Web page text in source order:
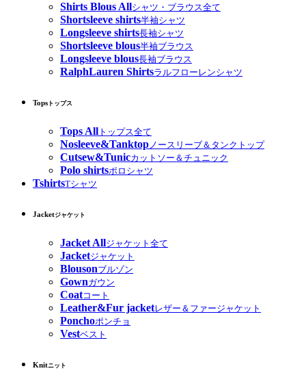
Shirts Blous Allシャツ・ブラウス全て
Shortsleeve shirts半袖シャツ
Longsleeve shirts長袖シャツ
Shortsleeve blous半袖ブラウス
Longsleeve blous長袖ブラウス
RalphLauren Shirtsラルフローレンシャツ
Tops トップス
Tops All トップス全て
Nosleeve&Tanktop ノースリーブ＆タンクトップ
Cutsew&Tunicカットソー＆チュニック
Polo shirtsポロシャツ
TshirtsTシャツ
Jacketジャケット
Jacket Allジャケット全て
Jacketジャケット
Blousonブルゾン
Gownガウン
Coatコート
Leather&Fur jacketレザー＆ファージャケット
Ponchoポンチョ
Vestベスト
Knitニット